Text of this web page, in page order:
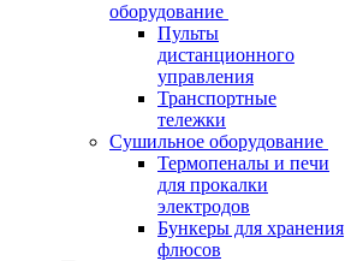
оборудование
Пульты
дистанционного
управления
Транспортные
тележки
Сушильное оборудование
Термопеналы и печи
для прокалки
электродов
Бункеры для хранения
флюсов